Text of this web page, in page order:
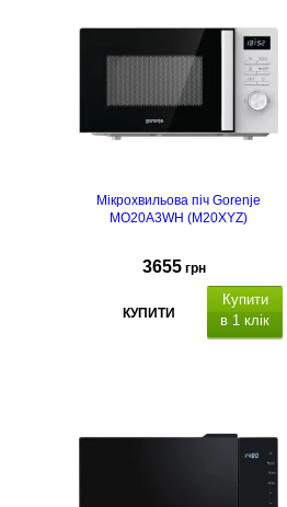
Мікрохвильова піч Gorenje
MO20A3WH (M20XYZ)
3655 грн
КУПИТИ
Купити
в 1 клік